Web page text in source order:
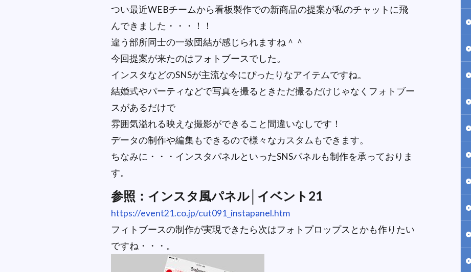
つい最近WEBチームから看板製作での新商品の提案が私のチャットに飛
んできました・・・！！
違う部所同士の一致団結が感じられますね＾＾
今回提案が来たのはフォトブースでした。
インスタなどのSNSが主流な今にぴったりなアイテムですね。
結婚式やパーティなどで写真を撮るときただ撮るだけじゃなくフォトブー
スがあるだけで
雰囲気溢れる映えな撮影ができること間違いなしです！
データの制作や編集もできるので様々なカスタムもできます。
ちなみに・・・インスタパネルといったSNSパネルも制作を承っておりま
す。
参照：インスタ風パネル│イベント21
https://event21.co.jp/cut091_instapanel.htm
フィトブースの制作が実現できたら次はフォトプロップスとかも作りたい
ですね・・・。